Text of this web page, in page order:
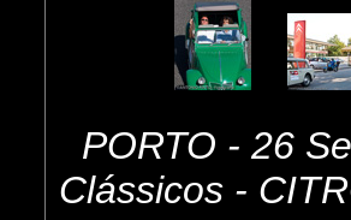
PORTO - 26
Clássicos -